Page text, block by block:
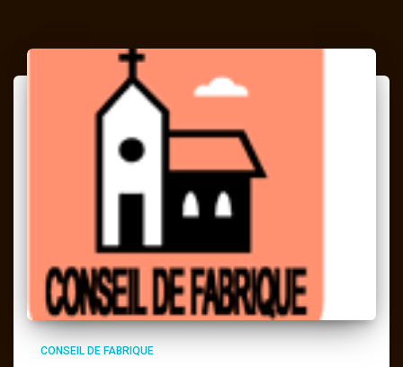
CONSEIL DE FABRIQUE